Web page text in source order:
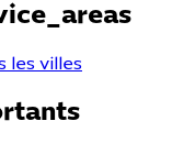
les villes